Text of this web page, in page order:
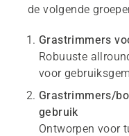
de volgende
Grastrimmers
Robuuste
voor
Grastrimmers/
gebruik
Ontworpen voor